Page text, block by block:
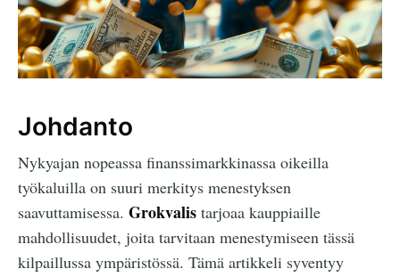
Johdanto
Nykyajan nopeassa finanssimarkkinassa oikeilla
työkaluilla on suuri merkitys menestyksen
saavuttamisessa. Grokvalis tarjoaa kauppiaille
mahdollisuudet, joita tarvitaan menestymiseen tässä
kilpaillussa ympäristössä. Tämä artikkeli syventyy